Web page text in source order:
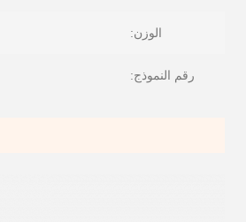
الوزن:
رقم النموذج: